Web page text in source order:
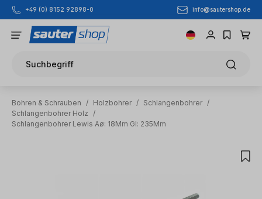
Zum Hauptinhalt springen
+49 (0) 8152 92898-0 info@sautershop.de
Suchbegriff
Bohren & Schrauben / Holzbohrer / Schlangenbohrer /
Schlangenbohrer Holz
/
Schlangenbohrer Lewis Aø: 18Mm Gl: 235Mm